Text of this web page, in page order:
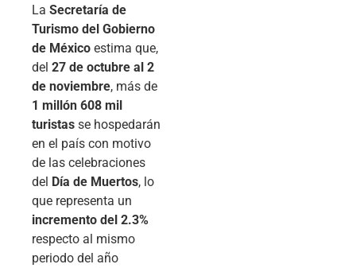
La Secretaría de
Turismo del Gobierno
de México estima que,
del 27 de octubre al 2
de noviembre, más de
1 millón 608 mil
turistas se hospedarán
en el país con motivo
de las celebraciones
del Día de Muertos, lo
que representa un
incremento del 2.3%
respecto al mismo
periodo del año